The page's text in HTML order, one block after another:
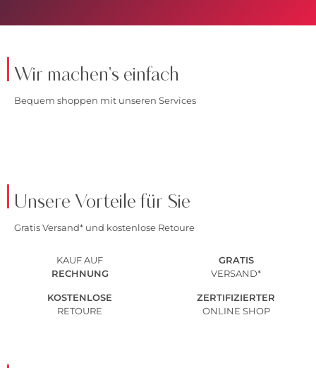
Wir machen's einfach
Bequem shoppen mit unseren Services
Unsere Vorteile für Sie
Gratis Versand* und kostenlose Retoure
KAUF AUF
RECHNUNG
GRATIS
VERSAND*
KOSTENLOSE
RETOURE
ZERTIFIZIERTER
ONLINE SHOP